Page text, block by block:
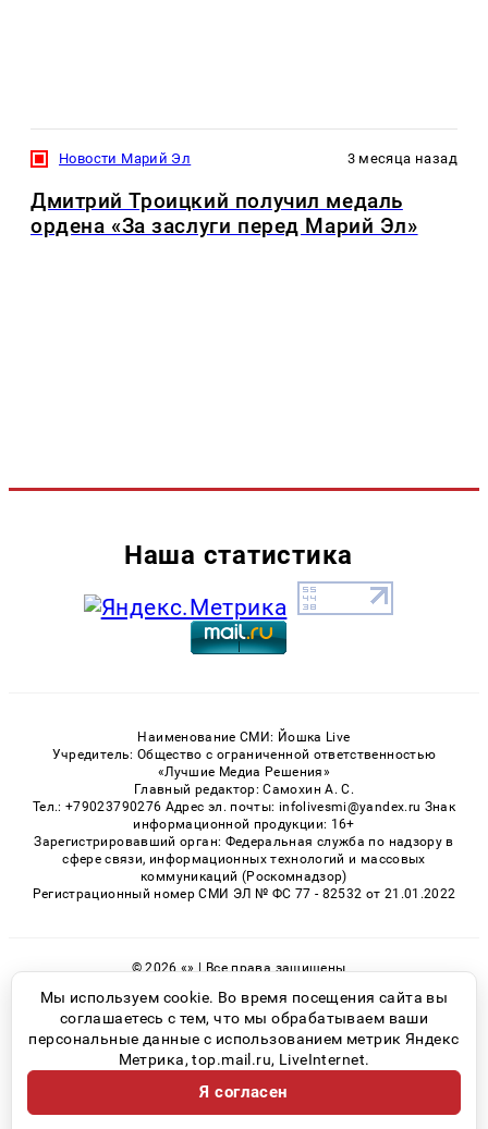
Новости Марий Эл 3 месяца назад
Дмитрий Троицкий получил медаль
ордена «За заслуги перед Марий Эл»
Наша статистика
Наименование СМИ: Йошка Live
Учредитель: Общество с ограниченной ответственностью
«Лучшие Медиа Решения»
Главный редактор: Самохин А. С.
Тел.: +79023790276 Адрес эл. почты: infolivesmi@yandex.ru Знак
информационной продукции: 16+
Зарегистрировавший орган: Федеральная служба по надзору в
сфере связи, информационных технологий и массовых
коммуникаций (Роскомнадзор)
Регистрационный номер СМИ ЭЛ № ФС 77 - 82532 от 21.01.2022
© 2026 «» | Все права защищены
Возрастная категория сайта 16+
Политика конфиденциальности
Мы используем cookie. Во время посещения сайта вы
соглашаетесь с тем, что мы обрабатываем ваши
персональные данные с использованием метрик Яндекс
Метрика, top.mail.ru, LiveInternet.
Я согласен